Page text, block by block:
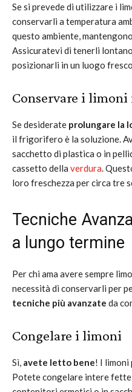
Se si prevede di utilizzare i
conservarli a temperatura
questo ambiente,
Assicuratevi di tenerli
posizionarli in un luogo
Conservare i
Se desiderate prolungare la
il frigorifero è la soluzione.
sacchetto di plastica o in
cassetto della verdura.
loro freschezza per circa tre
Tecniche
a lungo termine
Per chi ama avere sempre
necessità di conservarli per
tecniche più avanzate da
Congelare i limoni
Sì, avete letto bene! I limoni
Potete congelare intere fette